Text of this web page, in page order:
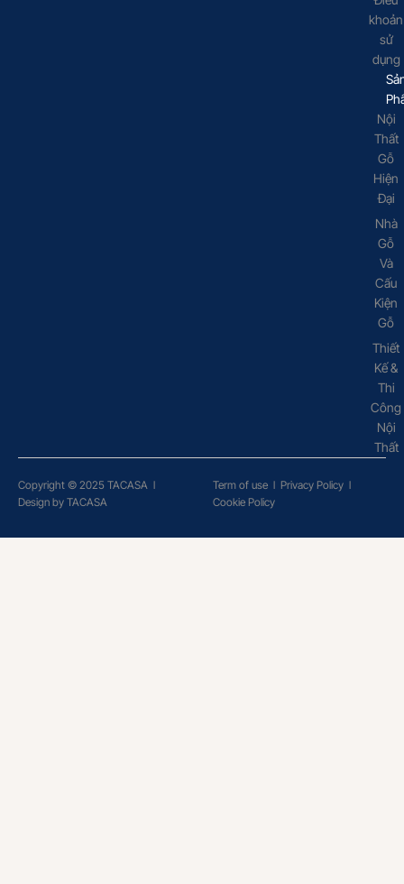
khoản
sử
dụng
Nội
Thất
Gỗ
Hiện
Đại
Nhà
Gỗ
Và
Cấu
Kiện
Gỗ
Thiết
Kế &
Thi
Công
Nội
Thất
Copyright © 2025 TACASA l
Design by TACASA
Term of use l Privacy Policy l
Cookie Policy